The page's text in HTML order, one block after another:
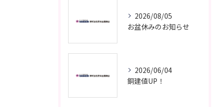
2026/08/05
お盆休みのお知らせ
2026/06/04
銅建値UP！